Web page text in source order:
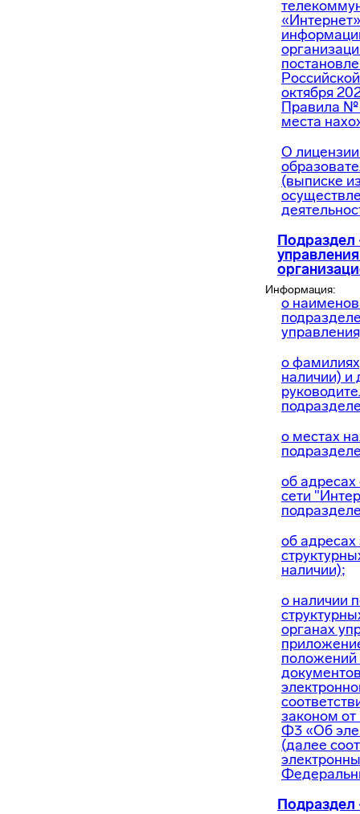
октября
Правила №
места
О
(выписке
Подраздел
Информация:
о
о
наличии) и
о местах
об
сети
об адресах
наличии);
о наличии
органах
положений
законом
Ф3 «Об
(далее